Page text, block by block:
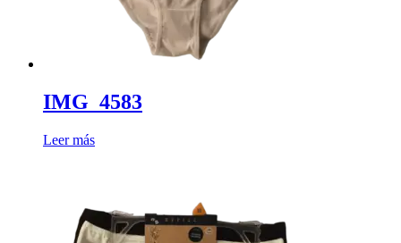
IMG_4583
Leer más